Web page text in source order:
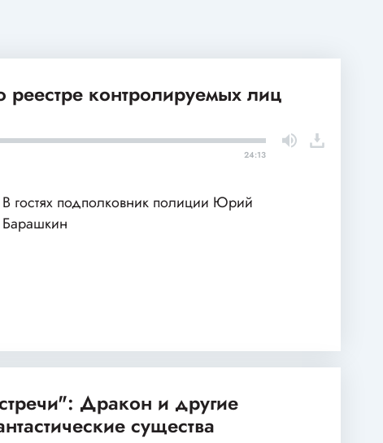
реестре контролируемых лиц
24:13
В гостях подполковник полиции Юрий
Барашкин
Дракон и другие
существа